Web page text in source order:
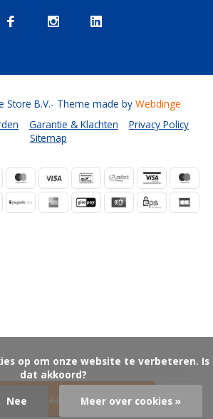
aan winkelwagen
Garantie & Klachten
Privacy Policy
Sitemap
Store B.V.- Theme made by Webdinge
dat akkoord?
Nee Meer over cookies »